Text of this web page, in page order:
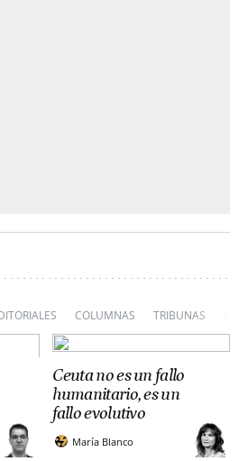
COLUMNAS TRIBUNAS
Ceuta no es un fallo
humanitario, es un
fallo evolutivo
María Blanco